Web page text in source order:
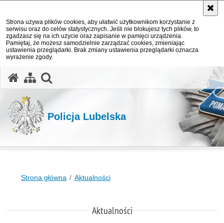
Strona używa plików cookies, aby ułatwić użytkownikom korzystanie z
serwisu oraz do celów statystycznych. Jeśli nie blokujesz tych plików, to
zgadzasz się na ich użycie oraz zapisanie w pamięci urządzenia.
Pamiętaj, że możesz samodzielnie zarządzać cookies, zmieniając
ustawienia przeglądarki. Brak zmiany ustawienia przeglądarki oznacza
wyrażenie zgody.
Policja Lubelska
Strona główna Aktualności
Aktualności